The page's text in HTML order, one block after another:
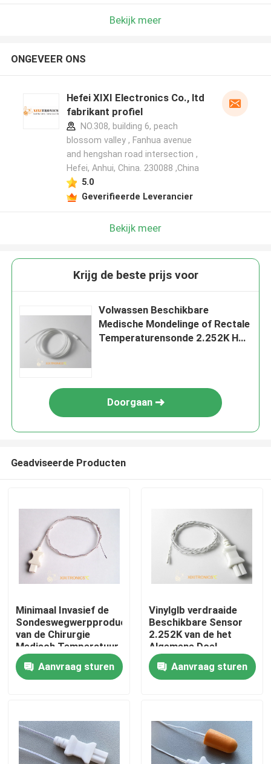
Huis
Producten
Ongeveer ons
Fabrieksreis
Kwaliteitscontrole
Bekijk meer
ONGEVEER ONS
Hefei XIXI Electronics Co., ltd
fabrikant profiel
NO.308, building 6, peach
blossom valley , Fanhua avenue
and hengshan road intersection ,
Hefei, Anhui, China. 230088 ,China
5.0
Geverifieerde Leverancier
Bekijk meer
Krijg de beste prijs voor
Volwassen Beschikbare
Medische Mondelinge of Rectale
Temperaturensonde 2.252K HF
Doorgaan
Geadviseerde Producten
Minimaal Invasief de
Sondeswegwerpproduct
van de Chirurgie
Medisch Temperatuur
met pi-Buis OD 0,5 &
1.0mm HF 400 Serie
Aanvraag sturen
Vinylglb verdraaide
Beschikbare Sensor
2.252K van de het
Algemene Doel
Medische
Temperatuur van de
Paar de Lood
Aanvraag sturen